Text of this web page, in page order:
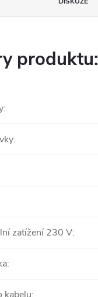
produktu:
:
:
zatížení 230 V:
: